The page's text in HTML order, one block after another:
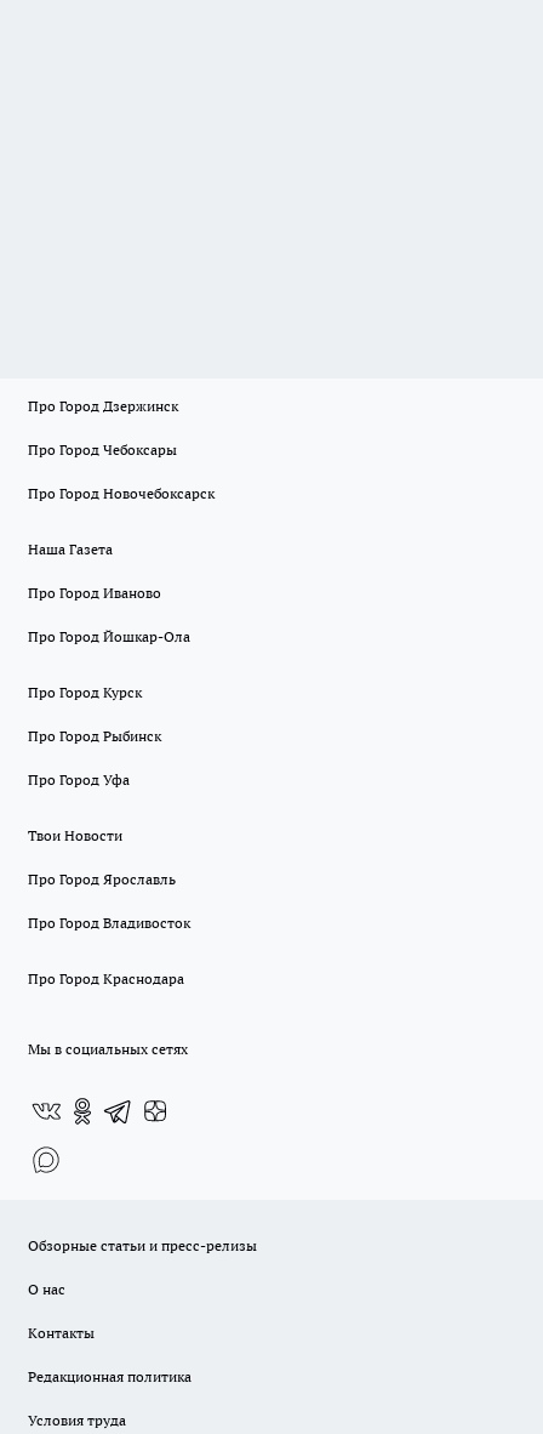
Про Город Дзержинск
Про Город Чебоксары
Про Город Новочебоксарск
Наша Газета
Про Город Иваново
Про Город Йошкар-Ола
Про Город Курск
Про Город Рыбинск
Про Город Уфа
Твои Новости
Про Город Ярославль
Про Город Владивосток
Про Город Краснодара
Мы в социальных сетях
Обзорные статьи и пресс-релизы
О нас
Контакты
Редакционная политика
Условия труда